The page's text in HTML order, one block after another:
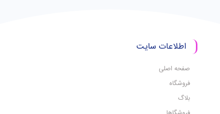
اطلاعات سایت
صفحه اصلی
فروشگاه
بلاگ